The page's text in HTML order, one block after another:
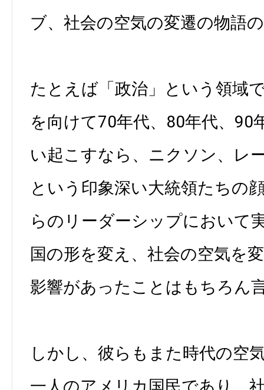
ブ、社会の空気の変遷の物語
たとえば「政治」という領域
を向けて70年代、80年代、90
い起こすなら、ニクソン、レ
という印象深い大統領たちの
らのリーダーシップにおいて
国の形を変え、社会の空気を
影響があったことはもちろん
しかし、彼らもまた時代の空